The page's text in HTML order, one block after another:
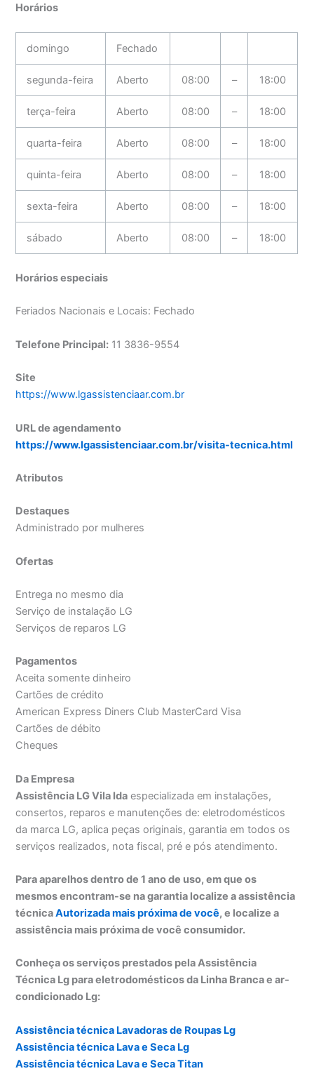
Horários
domingo Fechado
segunda-feira Aberto 08:00 – 18:00
terça-feira Aberto 08:00 – 18:00
quarta-feira Aberto 08:00 – 18:00
quinta-feira Aberto 08:00 – 18:00
sexta-feira Aberto 08:00 – 18:00
sábado Aberto 08:00 – 18:00
Horários especiais
Feriados Nacionais e Locais: Fechado
Telefone Principal: 11 3836-9554
Site
https://www.lgassistenciaar.com.br
URL de agendamento
https://www.lgassistenciaar.com.br/visita-tecnica.html
Atributos
Destaques
Administrado por mulheres
Ofertas
Entrega no mesmo dia
Serviço de instalação LG
Serviços de reparos LG
Pagamentos
Aceita somente dinheiro
Cartões de crédito
American Express Diners Club MasterCard Visa
Cartões de débito
Cheques
Da Empresa
Assistência LG Vila Ida especializada em instalações,
consertos, reparos e manutenções de: eletrodomésticos
da marca LG, aplica peças originais, garantia em todos os
serviços realizados, nota fiscal, pré e pós atendimento.
Para aparelhos dentro de 1 ano de uso, em que os
mesmos encontram-se na garantia localize a assistência
técnicaAutorizada mais próxima de você, e localize a
assistência mais próxima de você consumidor.
Conheça os serviços prestados pela Assistência
Técnica Lg para eletrodomésticos da Linha Branca e ar-
condicionado Lg:
Assistência técnica Lavadoras de Roupas Lg
Assistência técnica Lava e Seca Lg
Assistência técnica Lava e Seca Titan